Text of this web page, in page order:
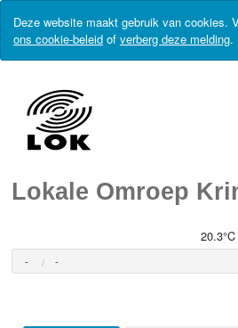
Deze website maakt gebruik van cookies.
ons cookie-beleid of verberg deze melding.
Lokale Omroep
- -